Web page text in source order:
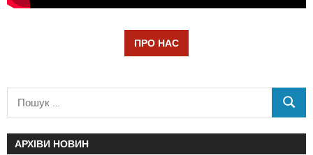
ПРО НАС
АРХІВИ НОВИН